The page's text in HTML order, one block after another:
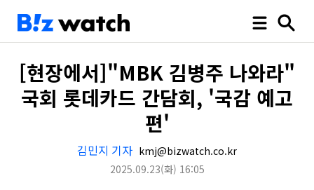
[현장에서]"MBK 김병주 나와라"
국회 롯데카드 간담회, '국감 예고
편'
김민지 기자 kmj@bizwatch.co.kr
2025.09.23(화) 16:05